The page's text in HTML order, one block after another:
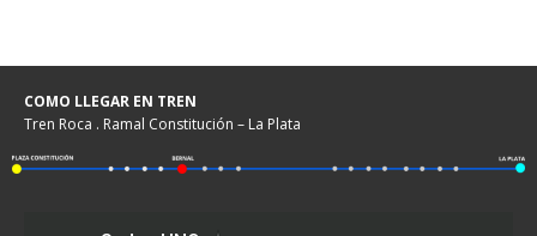
COMO LLEGAR EN TREN
Tren Roca . Ramal Constitución – La Plata